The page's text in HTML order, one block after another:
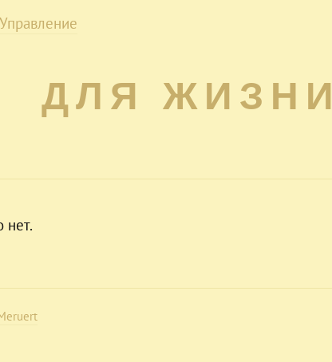
Управление
ДЛЯ ЖИЗНИ
нет.